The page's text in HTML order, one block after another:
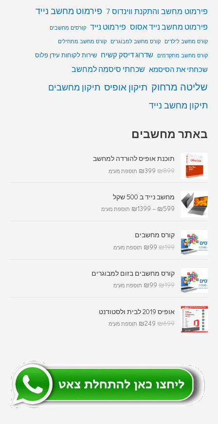
פירמוט מחשב והתקנת ווינדוס 7
פירמוט מחשב נייד
פירמוט מחשב נייד אסוס פירמוט נייד קורסים מחשבים
קורס מחשב לילדים
קורס מחשב למבוגרים
קורס מחשב מתחילים
קורס מחשב מתקדמים
שדרוג דיסק קשיח שירות לקוחות עידן פלוס
שכחתי את הסיסמא שכחתי סיסמה למחשב
שליטה מרחוק תיקון אופיס תיקון מחשבים
תיקון מחשב נייד
באתר מחשבים
תוכנת אופיס להורדה למחשב
₪899
₪399 תוספת מע"מ
מחשב נייד ב 500 שקל
₪599
–
₪1399 תוספת מע"מ
קורס מחשבים
₪199
₪99 תוספת מע"מ
קורס מחשבים בזום למבוגרים
₪199
₪99 תוספת מע"מ
אופיס 2019 לבית ולסטודנט
₪699
₪249 תוספת מע"מ